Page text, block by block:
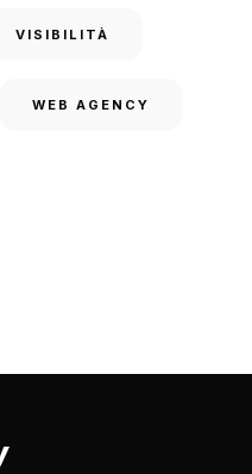
VISIBILITÀ
WEB AGENCY